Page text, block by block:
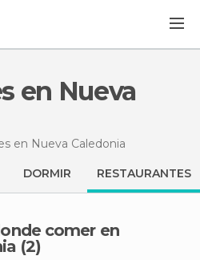
en Nueva Caledonia
DORMIR RESTAURANTES
(2)